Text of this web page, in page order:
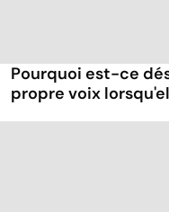
Pourquoi est-ce
propre voix